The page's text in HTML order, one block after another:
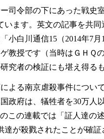
司令部の下にあった戦史
います。英文の記事を共
小白川通信15（2014年7
教授です（当時はＧＨＱ
究者の検証にも堪え得る
よる南京虐殺事件につい
政府は、犠牲者を30万人
この連載では「証人達の
達が殺戮されたことが確